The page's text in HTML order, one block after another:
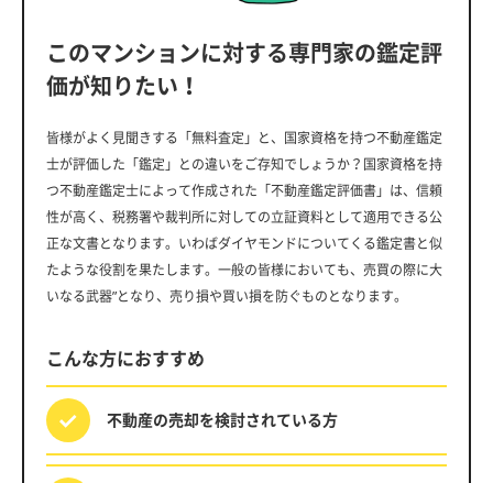
このマンションに対する専門家の鑑定評
価が知りたい！
皆様がよく見聞きする「無料査定」と、国家資格を持つ不動産鑑定
士が評価した「鑑定」との違いをご存知でしょうか？国家資格を持
つ不動産鑑定士によって作成された「不動産鑑定評価書」は、信頼
性が高く、税務署や裁判所に対しての立証資料として適用できる公
正な文書となります。いわばダイヤモンドについてくる鑑定書と似
たような役割を果たします。一般の皆様においても、売買の際に大
いなる武器”となり、売り損や買い損を防ぐものとなります。
こんな方におすすめ
不動産の売却を検討されている方